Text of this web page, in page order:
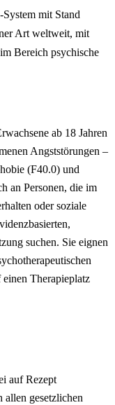
mit Stand
Art weltweit, mit
Bereich psychische
ab 18 Jahren
Angststörungen –
(F40.0) und
an Personen, die im
oder soziale
suchen. Sie eignen
Therapieplatz
auf Rezept
gesetzlichen